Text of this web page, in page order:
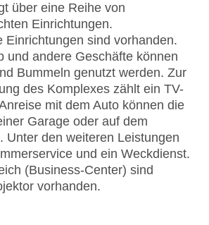
über eine Reihe von
Einrichtungen.
Einrichtungen sind vorhanden.
und andere Geschäfte können
Bummeln genutzt werden. Zur
des Komplexes zählt ein TV-
mit dem Auto können die
Garage oder auf dem
Unter den weiteren Leistungen
und ein Weckdienst.
(Business-Center) sind
vorhanden.